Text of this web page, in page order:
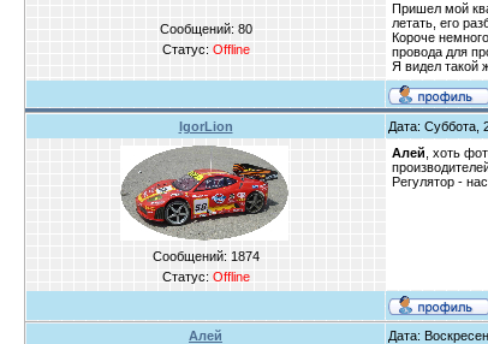
Сообщений: 80
Статус: Offline
Пришел мой
летать, его
Короче
провода для
Я видел такой
IgorLion Дата: Суббота,
Сообщений: 1874
Статус: Offline
Алей , хоть
Регулятор -
Алей Дата: